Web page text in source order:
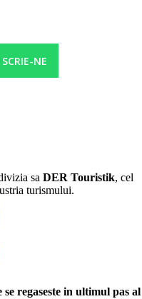
NE
sa DER Touristik, cel
turismului.
regaseste in ultimul pas al